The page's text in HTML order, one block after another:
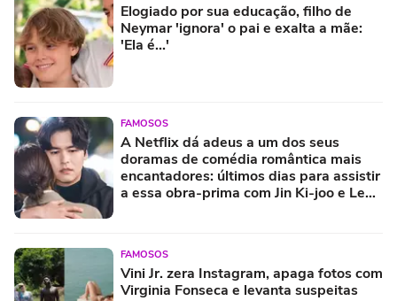
Elogiado por sua educação, filho de
Neymar 'ignora' o pai e exalta a mãe:
'Ela é...'
FAMOSOS
A Netflix dá adeus a um dos seus
doramas de comédia romântica mais
encantadores: últimos dias para assistir
a essa obra-prima com Jin Ki-joo e Lee
FAMOSOS
Vini Jr. zera Instagram, apaga fotos com
Virginia Fonseca e levanta suspeitas